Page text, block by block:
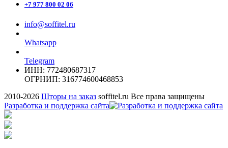
+7 977 800 02 06
info@soffitel.ru
Whatsapp
Telegram
ИНН: 772480687317
ОГРНИП: 316774600468853
2010-2026 Шторы на заказ soffitel.ru Все права защищены
Разработка и поддержка сайта